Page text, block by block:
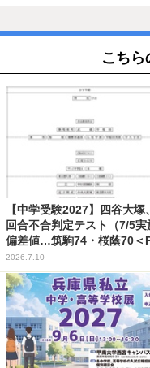
こちら
【中学受験2027】四谷大塚
回合不合判定テスト（7/5実
偏差値…筑駒74・桜蔭70＜
2026.7.10